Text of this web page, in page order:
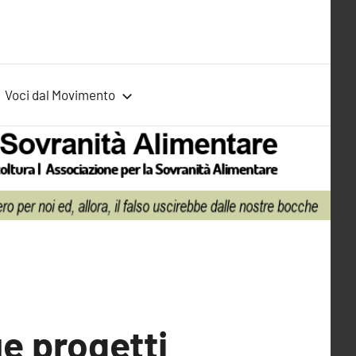
Voci dal Movimento
progetti